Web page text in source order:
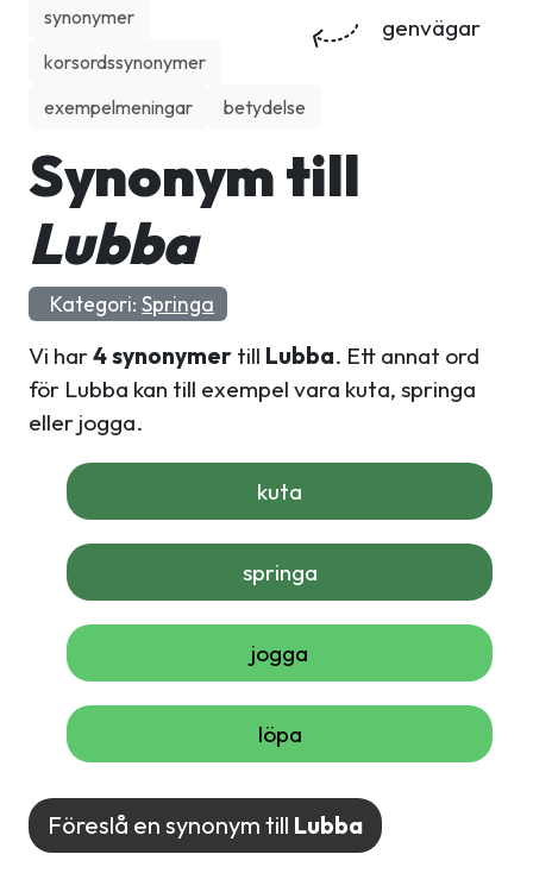
genvägar
synonymer
korsordssynonymer
exempelmeningar
betydelse
Synonym till
Lubba
Kategori:Springa
Vi har4 synonymer till Lubba. Ett annat ord
för Lubba kan till exempel vara kuta, springa
eller jogga.
kuta
springa
jogga
löpa
Föreslå en synonym till Lubba